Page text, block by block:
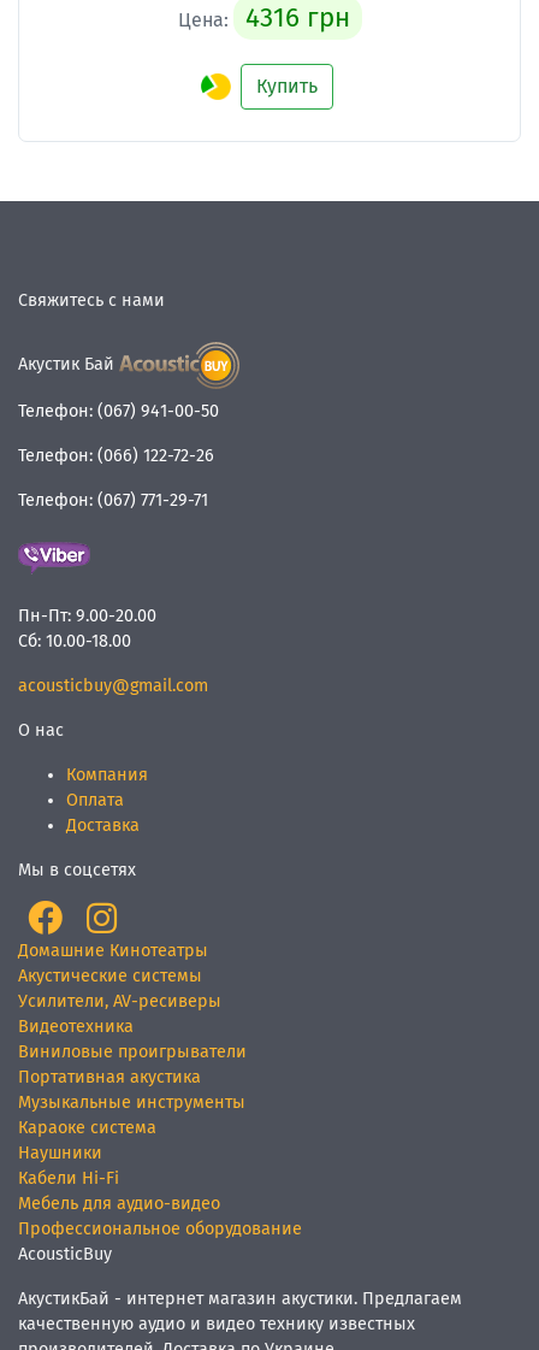
Цена: 4316 грн
Купить
Свяжитесь с нами
Акустик Бай
Телефон: (067) 941-00-50
Телефон: (066) 122-72-26
Телефон: (067) 771-29-71
Пн-Пт: 9.00-20.00
Сб: 10.00-18.00
acousticbuy@gmail.com
О нас
Компания
Оплата
Доставка
Мы в соцсетях
Домашние Кинотеатры
Акустические системы
Усилители, AV-ресиверы
Видеотехника
Виниловые проигрыватели
Портативная акустика
Музыкальные инструменты
Караоке система
Наушники
Кабели Hi-Fi
Мебель для аудио-видео
Профессиональное оборудование
AcousticBuy
АкустикБай - интернет магазин акустики. Предлагаем
качественную аудио и видео технику известных